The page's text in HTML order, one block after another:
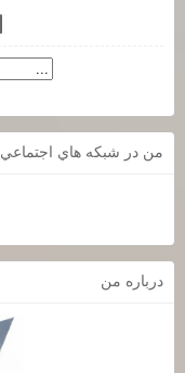
من در شبكه هاي اجتماعي
درباره من